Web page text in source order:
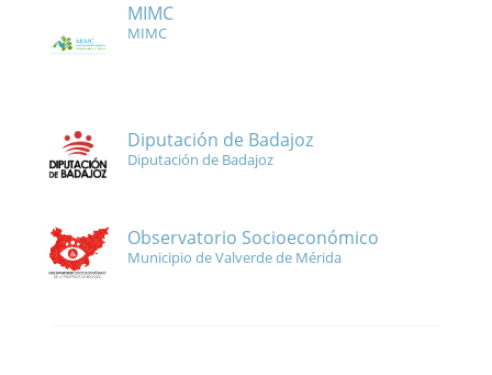
MIMC
MIMC
Diputación de Badajoz
Diputación de Badajoz
Observatorio Socioeconómico
Municipio de Valverde de Mérida